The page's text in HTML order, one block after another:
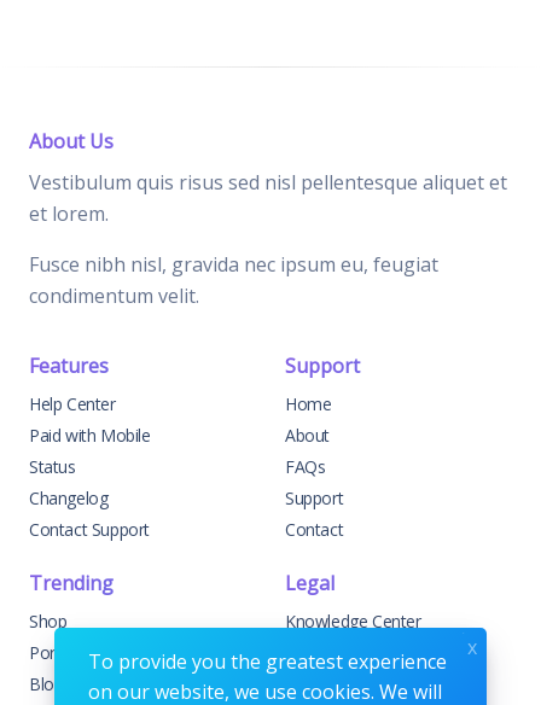
About Us
Vestibulum quis risus sed nisl pellentesque aliquet et
et lorem.
Fusce nibh nisl, gravida nec ipsum eu, feugiat
condimentum velit.
Features
Help Center
Paid with Mobile
Status
Changelog
Contact Support
Support
Home
About
FAQs
Support
Contact
Trending
Shop
Portfolio
Blog
Legal
Knowledge Center
Custom Development
Sponsorships
To provide you the greatest experience
on our website, we use cookies. We will
x